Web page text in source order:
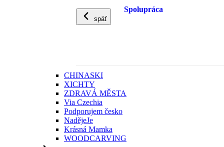
späť
Spolupráca
CHINASKI
XICHTY
ZDRAVÁ MĚSTA
Via Czechia
Podporujem česko
NadějeJe
Krásná Mamka
WOODCARVING